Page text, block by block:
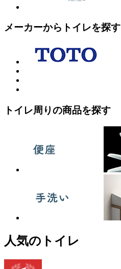
メーカーからトイレを探す
トイレ周りの商品を探す
人気のトイレ